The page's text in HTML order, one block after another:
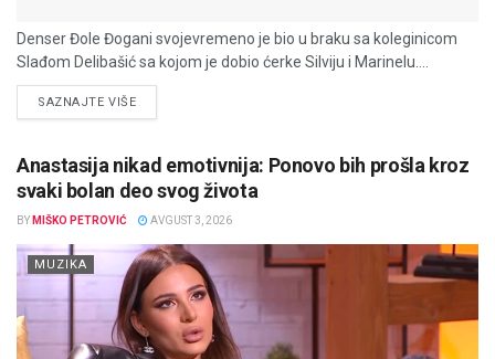
Denser Đole Đogani svojevremeno je bio u braku sa koleginicom
Slađom Delibašić sa kojom je dobio ćerke Silviju i Marinelu....
SAZNAJTE VIŠEDETAILS
Anastasija nikad emotivnija: Ponovo bih prošla kroz
svaki bolan deo svog života
BY MIŠKO PETROVIĆ AVGUST 3, 2026
MUZIKA